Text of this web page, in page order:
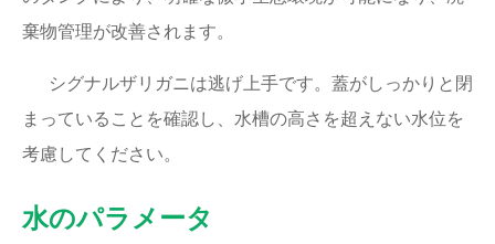
棄物管理が改善されます。
シグナルザリガニは逃げ上手です。蓋がしっかりと閉
まっていることを確認し、水槽の高さを超えない水位を
考慮してください。
水のパラメータ